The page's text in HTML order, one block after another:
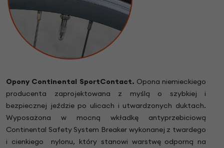
Opony Continental SportContact. Opona niemieckiego
producenta zaprojektowana z myślą o szybkiej i
bezpiecznej jeździe po ulicach i utwardzonych duktach.
Wyposażona w mocną wkładkę antyprzebiciową
Continental Safety System Breaker wykonanej z twardego
i cienkiego nylonu, który stanowi warstwę odporną na